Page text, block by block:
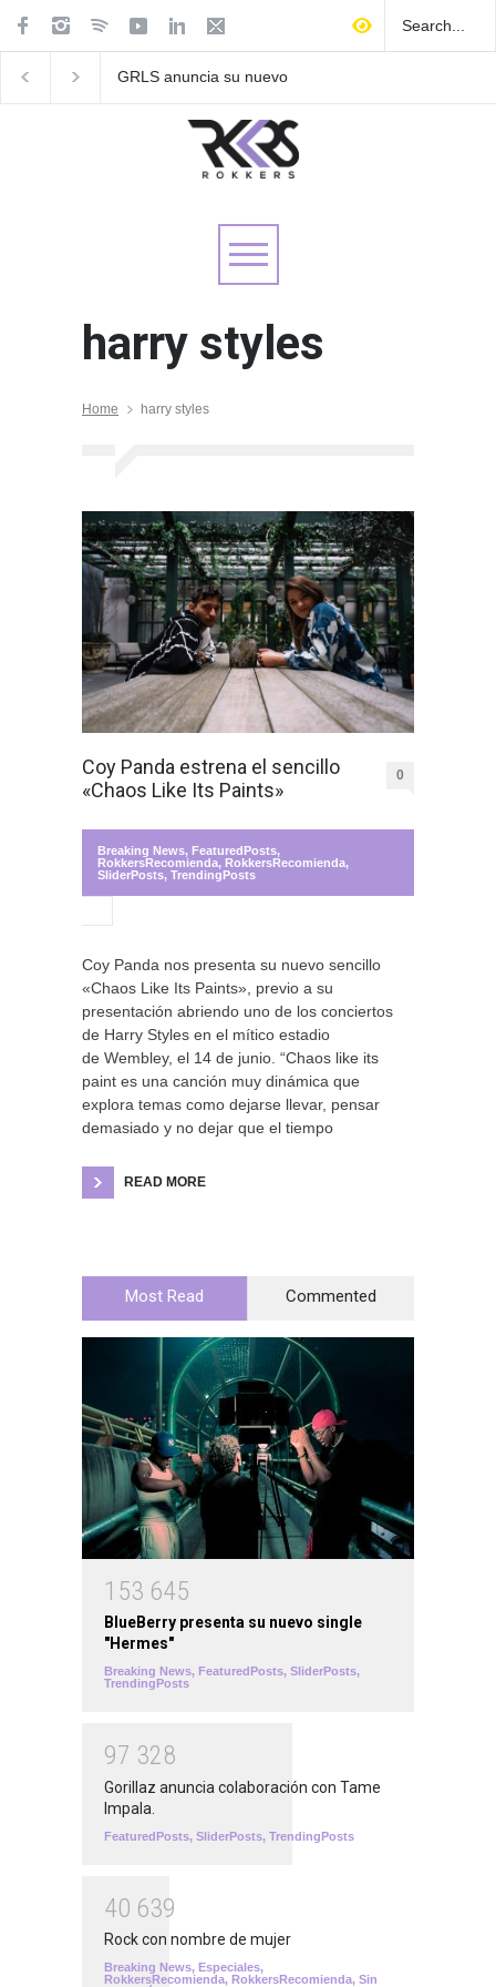
GRLS anuncia su nuevo
harry styles
Home harry styles
Coy Panda estrena el sencillo
«Chaos Like Its Paints»
0
Breaking News, FeaturedPosts,
RokkersRecomienda, RokkersRecomienda,
SliderPosts, TrendingPosts
Coy Panda nos presenta su nuevo sencillo
«Chaos Like Its Paints», previo a su
presentación abriendo uno de los conciertos
de Harry Styles en el mítico estadio
de Wembley, el 14 de junio. “Chaos like its
paint es una canción muy dinámica que
explora temas como dejarse llevar, pensar
demasiado y no dejar que el tiempo
READ MORE
Most Read Commented
1 53 645
BlueBerry presenta su nuevo single
"Hermes"
Breaking News, FeaturedPosts, SliderPosts,
TrendingPosts
97 328
Gorillaz anuncia colaboración con Tame
Impala.
FeaturedPosts, SliderPosts, TrendingPosts
40 639
Rock con nombre de mujer
Breaking News, Especiales,
RokkersRecomienda, RokkersRecomienda, Sin